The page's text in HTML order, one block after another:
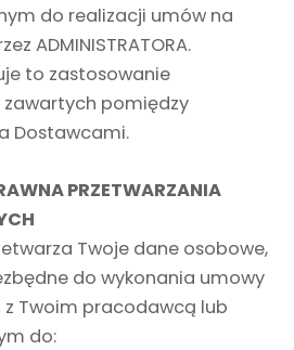
do realizacji umów na
ADMINISTRATORA.
to zastosowanie
pomiędzy
a Dostawcami.
PRZETWARZANIA
Twoje dane osobowe,
do wykonania umowy
z Twoim pracodawcą lub
do: